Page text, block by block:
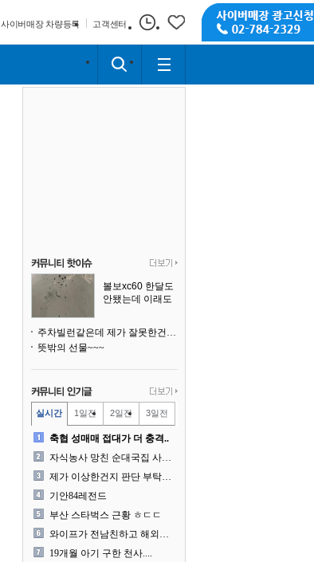
사이버매장 차량등록 고객센터
볼보xc60 한달도
안됐는데 이래도
주차빌런같은데 제가 잘못한건가요
뜻밖의 선물~~~
실시간 1일전 2일전 3일전
축협 성매매 접대가 더 충격..
자식농사 망친 순대국집 사장..
제가 이상한건지 판단 부탁드..
기안84레전드
부산 스타벅스 근황 ㅎㄷㄷ
와이프가 전남친하고 해외여행..
19개월 아기 구한 천사....